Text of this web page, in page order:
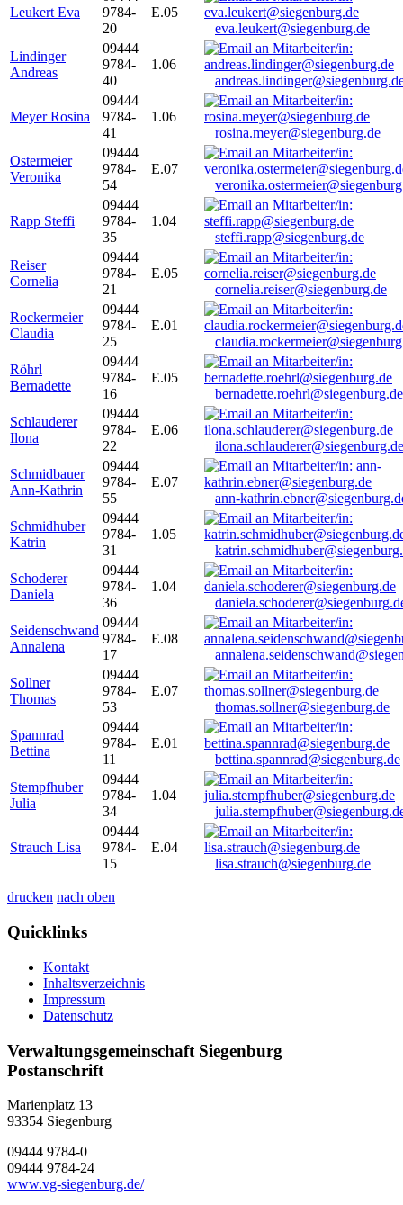
Leukert Eva
9784-
20
E.05
eva.leukert@siegenburg.de
Lindinger
Andreas
09444
9784-
40
1.06
Meyer Rosina
09444
9784-
41
1.06
rosina.meyer@siegenburg.de
Ostermeier
Veronika
09444
9784-
54
E.07
Rapp Steffi
09444
9784-
35
1.04
steffi.rapp@siegenburg.de
Reiser
Cornelia
09444
9784-
21
E.05
cornelia.reiser@siegenburg.de
Rockermeier
Claudia
09444
9784-
25
E.01
Röhrl
Bernadette
09444
9784-
16
E.05
bernadette.roehrl@siegenburg.de
Schlauderer
Ilona
09444
9784-
22
E.06
ilona.schlauderer@siegenburg.de
Schmidbauer
Ann-Kathrin
09444
9784-
55
E.07
ann-
Schmidhuber
Katrin
09444
9784-
31
1.05
Schoderer
Daniela
09444
9784-
36
1.04
Seidenschwand
Annalena
09444
9784-
17
E.08
Sollner
Thomas
09444
9784-
53
E.07
thomas.sollner@siegenburg.de
Spannrad
Bettina
09444
9784-
11
E.01
bettina.spannrad@siegenburg.de
Stempfhuber
Julia
09444
9784-
34
1.04
Strauch Lisa
09444
9784-
15
E.04
lisa.strauch@siegenburg.de
drucken nach oben
Quicklinks
Kontakt
Inhaltsverzeichnis
Impressum
Datenschutz
Verwaltungsgemeinschaft Siegenburg
Postanschrift
Marienplatz 13
93354 Siegenburg
09444 9784-0
09444 9784-24
www.vg-siegenburg.de/